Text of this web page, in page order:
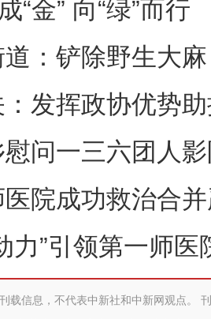
“金” 向“绿”而行
：铲除野生大麻
发挥政协优势
问一三六团人
院成功救治合
力”引领第一师医
载信息，不代表中新社和中新网观点。